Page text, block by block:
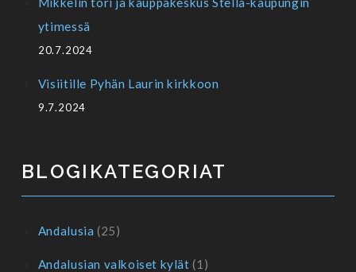
ytimessä
20.7.2024
Visiitille Pyhän Laurin kirkkoon
9.7.2024
BLOGIKATEGORIAT
Andalusia (25)
Andalusian valkoiset kylät (1)